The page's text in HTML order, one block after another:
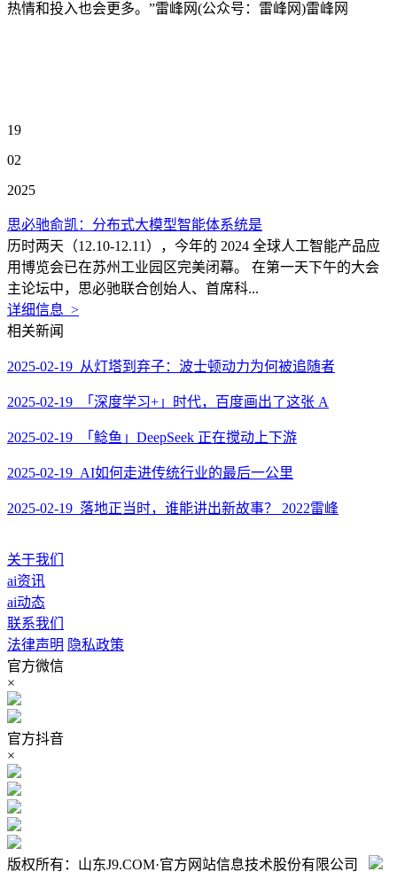
热情和投入也会更多。”雷峰网(公众号：雷峰网)雷峰网
19
02
2025
思必驰俞凯：分布式大模型智能体系统是
历时两天（12.10-12.11），今年的 2024 全球人工智能产品应
用博览会已在苏州工业园区完美闭幕。 在第一天下午的大会
主论坛中，思必驰联合创始人、首席科...
详细信息 >
相关新闻
2025-02-19 从灯塔到弃子：波士顿动力为何被追随者
2025-02-19 「深度学习+」时代，百度画出了这张 A
2025-02-19 「鲶鱼」DeepSeek 正在搅动上下游
2025-02-19 AI如何走进传统行业的最后一公里
2025-02-19 落地正当时，谁能讲出新故事？ 2022雷峰
关于我们
ai资讯
ai动态
联系我们
法律声明 隐私政策
官方微信
×
官方抖音
×
版权所有：山东J9.COM·官方网站信息技术股份有限公司